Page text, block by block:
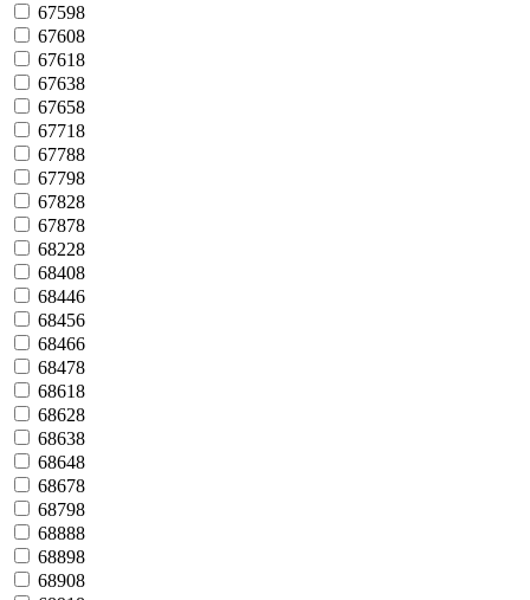
67598
67608
67618
67638
67658
67718
67788
67798
67828
67878
68228
68408
68446
68456
68466
68478
68618
68628
68638
68648
68678
68798
68888
68898
68908